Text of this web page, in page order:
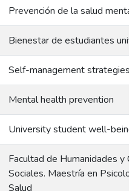
Prevención de la salud mental
Bienestar de estudiantes
Self-management strategies
Mental health prevention
University student well-being
Facultad de Humanidades y
Sociales. Maestría en
Salud